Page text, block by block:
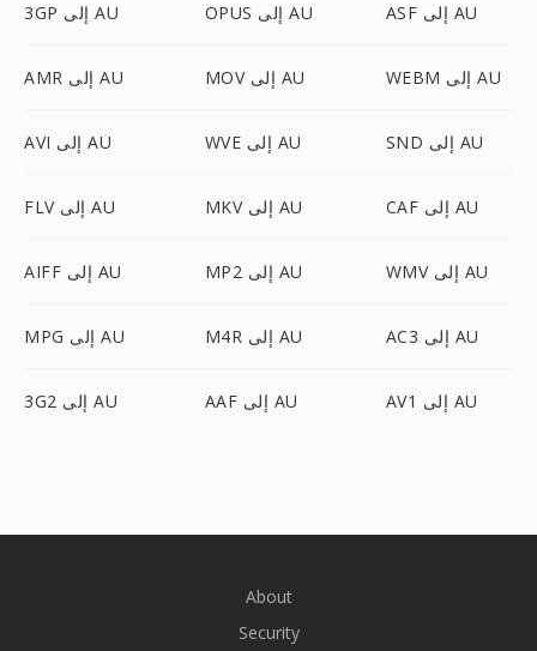
3GP إلى AU OPUS إلى AU ASF إلى AU
AMR إلى AU MOV إلى AU WEBM إلى AU
AVI إلى AU WVE إلى AU SND إلى AU
FLV إلى AU MKV إلى AU CAF إلى AU
AIFF إلى AU MP2 إلى AU WMV إلى AU
MPG إلى AU M4R إلى AU AC3 إلى AU
3G2 إلى AU AAF إلى AU AV1 إلى AU
About
Security